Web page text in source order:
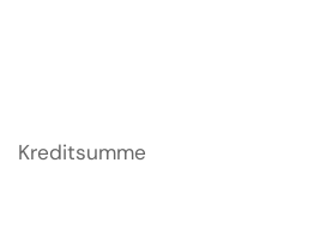
Kreditsumme